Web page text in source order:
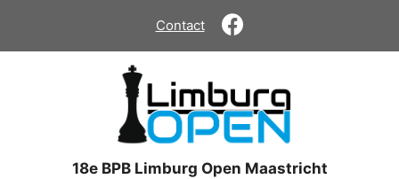
de
Contact
18e BPB Limburg Open Maastricht